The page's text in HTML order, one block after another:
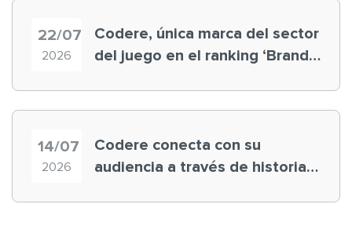
22/07
2026
Codere, única marca del sector
del juego en el ranking ‘Brand
14/07
2026
Codere conecta con su
audiencia a través de historias